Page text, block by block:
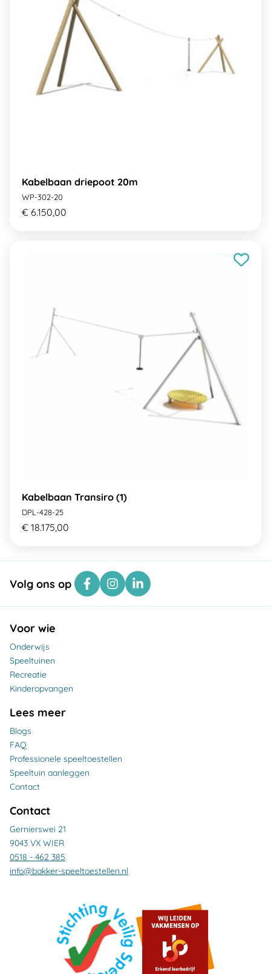
Kabelbaan driepoot 20m
WP-302-20
€ 6.150,00
Kabelbaan Transiro (1)
DPL-428-25
€ 18.175,00
Volg ons op
Voor wie
Onderwijs
Speeltuinen
Recreatie
Kinderopvangen
Lees meer
Blogs
FAQ
Professionele speeltoestellen
Speeltuin aanleggen
Contact
Contact
Gernierswei 21
9043 VX WIER
0518 - 462 385
info@bakker-speeltoestellen.nl